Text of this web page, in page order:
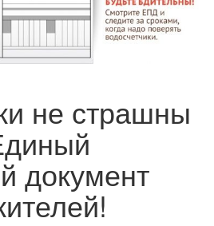
не страшны
документ